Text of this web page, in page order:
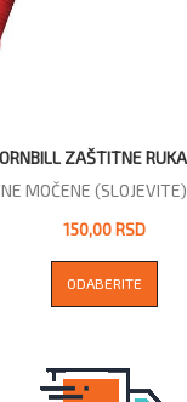
ZAŠTITNE
MOČENE
150,00 RSD
ODABERITE